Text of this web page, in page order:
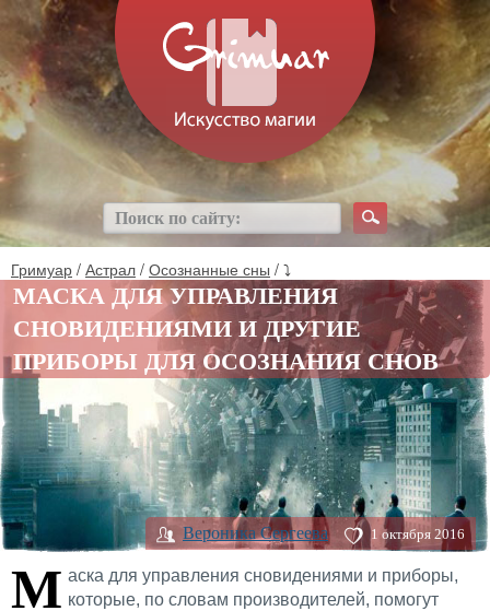
Гримуар / Астрал / Осознанные сны / ⤵
МАСКА ДЛЯ УПРАВЛЕНИЯ
СНОВИДЕНИЯМИ И ДРУГИЕ
ПРИБОРЫ ДЛЯ ОСОЗНАНИЯ СНОВ
Вероника Сергеева 1 октября 2016
М аска для управления сновидениями и приборы,
которые, по словам производителей, помогут